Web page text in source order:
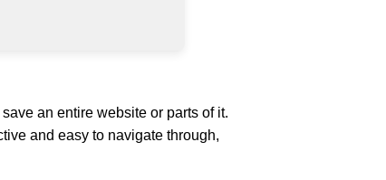
an entire website or parts of it.
and easy to navigate through,